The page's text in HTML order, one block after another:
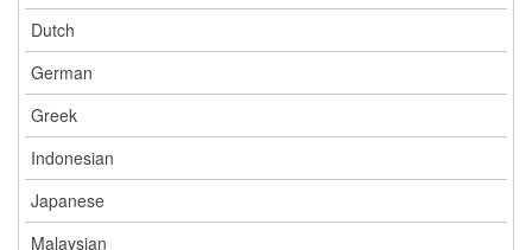
Dutch
German
Greek
Indonesian
Japanese
Malaysian